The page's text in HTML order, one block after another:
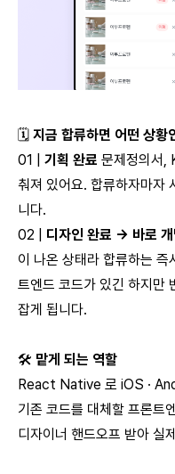
🗓 지금 합류하면 어떤 상황
01 | 기획 완료 문제정의서,
춰져 있어요. 합류하자마자
니다.
02 | 디자인 완료 → 바로
이 나온 상태라 합류하는
트엔드 코드가 있긴 하지만
잡게 됩니다.
🛠 맡게 되는 역할
React Native 로 iOS ·
기존 코드를 대체할 프론트
디자이너 핸드오프 받아 실